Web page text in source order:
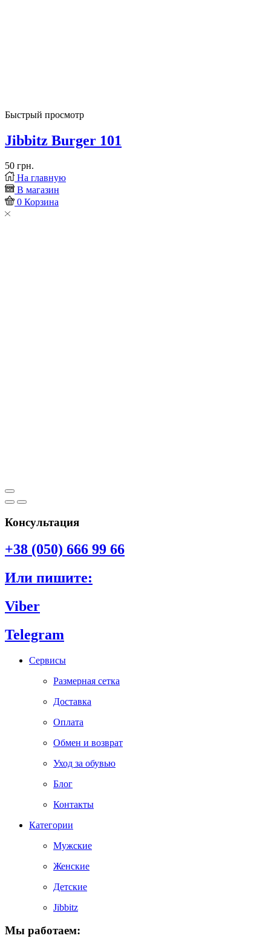
Быстрый просмотр
Jibbitz Burger 101
50 грн.
На главную
В магазин
0 Корзина
Консультация
+38 (050) 666 99 66
Или пишите:
Viber
Telegram
Сервисы
Размерная сетка
Доставка
Оплата
Обмен и возврат
Уход за обувью
Блог
Контакты
Категории
Мужские
Женские
Детские
Jibbitz
Мы работаем: